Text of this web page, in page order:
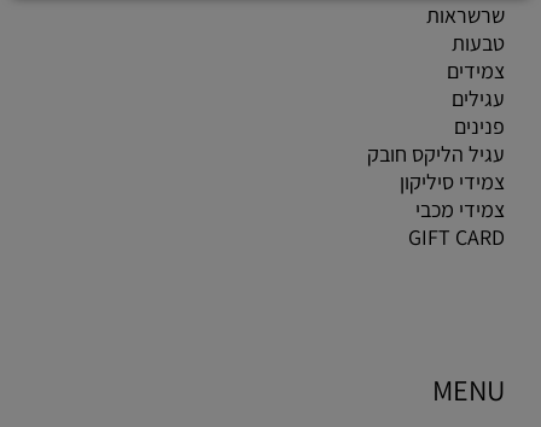
שרשראות
טבעות
צמידים
עגילים
פנינים
עגיל הליקס חובק
צמידי סיליקון
צמידי מכבי
GIFT CARD
MENU